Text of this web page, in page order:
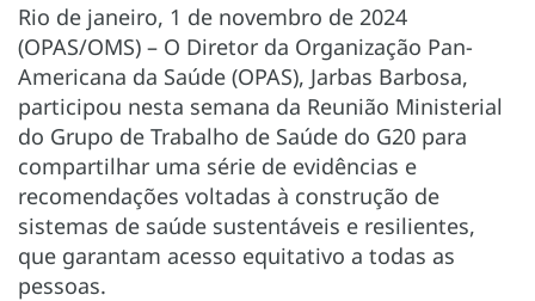
Rio de janeiro, 1 de novembro de 2024
(OPAS/OMS) – O Diretor da Organização Pan-
Americana da Saúde (OPAS), Jarbas Barbosa,
participou nesta semana da Reunião Ministerial
do Grupo de Trabalho de Saúde do G20 para
compartilhar uma série de evidências e
recomendações voltadas à construção de
sistemas de saúde sustentáveis e resilientes,
que garantam acesso equitativo a todas as
pessoas.